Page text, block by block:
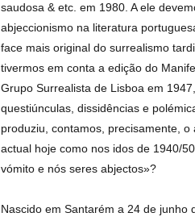
saudosa & etc. em 1980. A ele
abjeccionismo na literatura
face mais original do surrealismo
tivermos em conta a edição do
Grupo Surrealista de Lisboa em
questiúnculas, dissidências e
produziu, contamos, precisamente,
actual hoje como nos idos de 1940/
vómito e nós seres abjectos»?
Nascido em Santarém a 24 de junho